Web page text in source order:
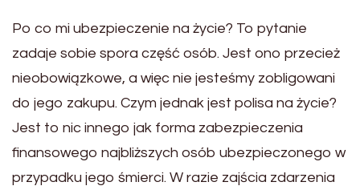
Po co mi ubezpieczenie na życie? To pytanie
zadaje sobie spora część osób. Jest ono przecież
nieobowiązkowe, a więc nie jesteśmy zobligowani
do jego zakupu. Czym jednak jest polisa na życie?
Jest to nic innego jak forma zabezpieczenia
finansowego najbliższych osób ubezpieczonego w
przypadku jego śmierci. W razie zajścia zdarzenia